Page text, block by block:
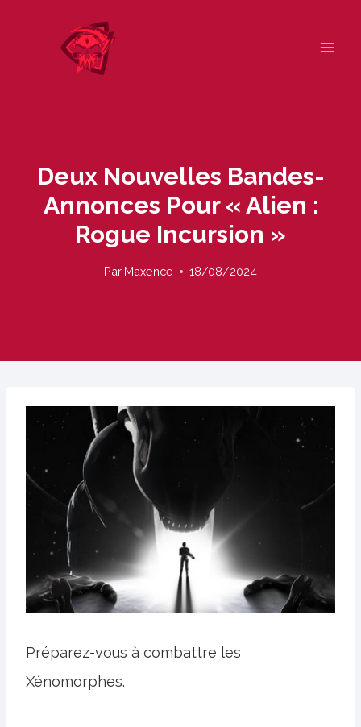
Deux Nouvelles Bandes-
Annonces Pour « Alien :
Rogue Incursion »
Par Maxence 18/08/2024
Préparez-vous à combattre les
Xénomorphes.